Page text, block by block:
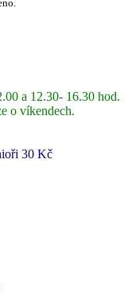
a 12.30- 16.30 hod.
o víkendech.
30 Kč